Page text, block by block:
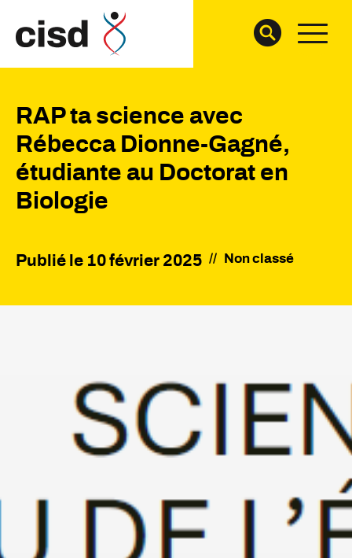
RAP ta science avec
Rébecca Dionne-Gagné,
étudiante au Doctorat en
Biologie
Publié le 10 février 2025 // Non classé